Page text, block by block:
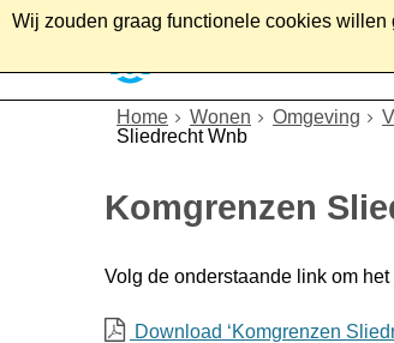
Wij zouden graag functionele cookies
Home Wonen Omgeving
Sliedrecht Wnb
Komgrenzen
Volg de onderstaande link om het
Download ‘Komgrenzen